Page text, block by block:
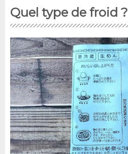
Quel type de froid ?